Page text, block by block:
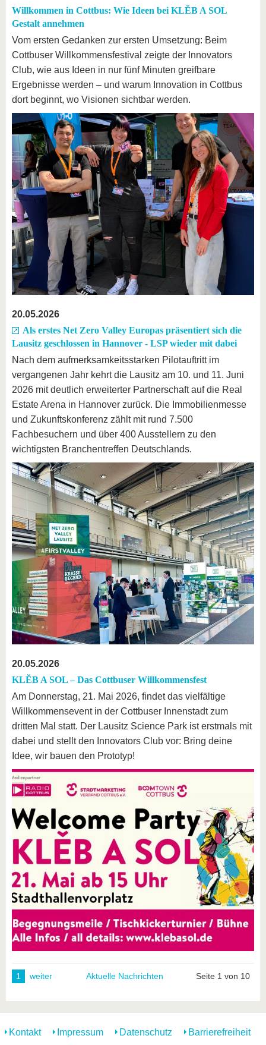
Willkommen in Cottbus: Wie Ideen bei KLĔB A SOL
Gestalt annehmen
Vom ersten Gedanken zur ersten Umsetzung: Beim
Cottbuser Willkommensfestival zeigte der Innovators
Club, wie aus Ideen in nur fünf Minuten greifbare
Ergebnisse werden – und warum Innovation in Cottbus
dort beginnt, wo Visionen sichtbar werden.
20.05.2026
Als erstes Net Zero Valley Europas präsentiert sich die
Lausitz geschlossen in Hannover - LSP wieder mit dabei
Nach dem aufmerksamkeitsstarken Pilotauftritt im
vergangenen Jahr kehrt die Lausitz am 10. und 11. Juni
2026 mit deutlich erweiterter Partnerschaft auf die Real
Estate Arena in Hannover zurück. Die Immobilienmesse
und Zukunftskonferenz zählt mit rund 7.500
Fachbesuchern und über 400 Ausstellern zu den
wichtigsten Branchentreffen Deutschlands.
20.05.2026
KLĔB A SOL – Das Cottbuser Willkommensfest
Am Donnerstag, 21. Mai 2026, findet das vielfältige
Willkommensevent in der Cottbuser Innenstadt zum
dritten Mal statt. Der Lausitz Science Park ist erstmals mit
dabei und stellt den Innovators Club vor: Bring deine
Idee, wir bauen den Prototyp!
1 weiter Aktuelle Nachrichten Seite 1 von 10
Kontakt Impressum Datenschutz Barrierefreiheit